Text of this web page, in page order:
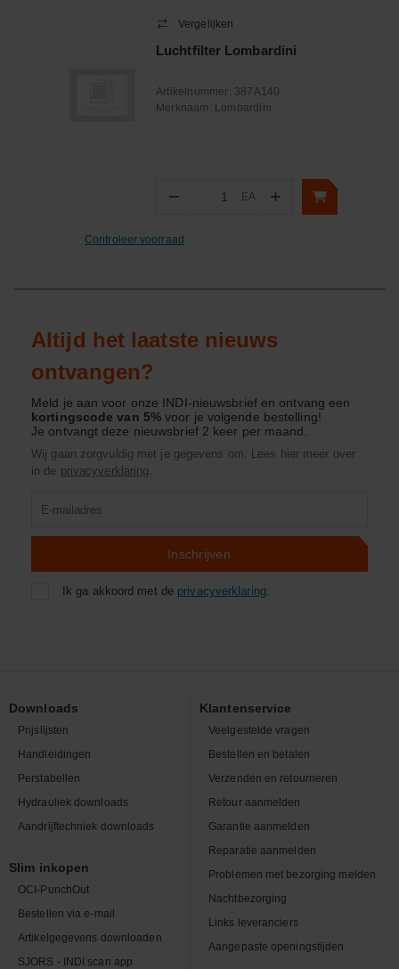
Vergelijken
Luchtfilter Lombardini
Artikelnummer: 387A140
Merknaam: Lombardini
− Aantal
EA +
Controleer voorraad
Altijd het laatste nieuws
ontvangen?
Meld je aan voor onze INDI-nieuwsbrief en ontvang een
kortingscode van 5%voor je volgende bestelling!
Je ontvangt deze nieuwsbrief 2 keer per maand.
Wij gaan zorgvuldig met je gegevens om. Lees hier meer over
in de privacyverklaring.
Inschrijven
Ik ga akkoord met de privacyverklaring.
Downloads
Prijslijsten
Handleidingen
Perstabellen
Hydrauliek downloads
Aandrijftechniek downloads
Slim inkopen
OCI-PunchOut
Bestellen via e-mail
Artikelgegevens downloaden
SJORS - INDI scan app
Klantenservice
Veelgestelde vragen
Bestellen en betalen
Verzenden en retourneren
Retour aanmelden
Garantie aanmelden
Reparatie aanmelden
Problemen met bezorging melden
Nachtbezorging
Links leveranciers
Aangepaste openingstijden